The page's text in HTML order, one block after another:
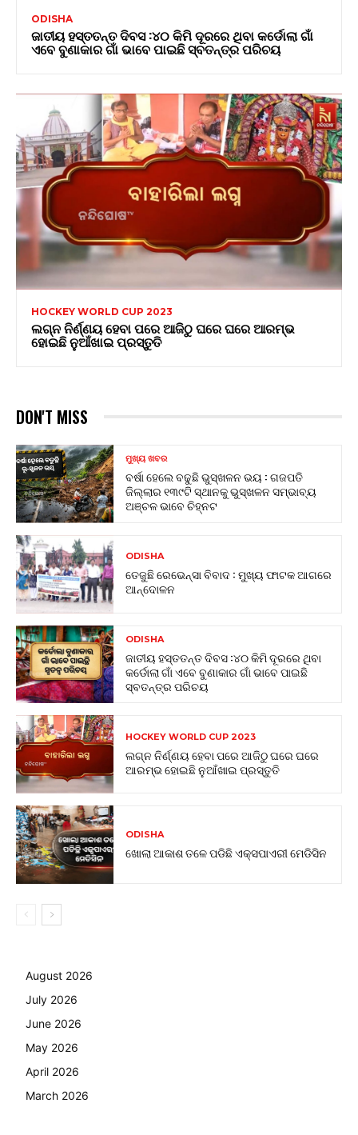
ODISHA
ଜାତୀୟ ହସ୍ତତନ୍ତ ଦିବସ :୪୦ କିମି ଦୂରରେ ଥିବା କର୍ଡୋଲା ଗାଁ
ଏବେ ବୁଣାକାର ଗାଁ ଭାବେ ପାଇଛି ସ୍ବତନ୍ତ୍ର ପରିଚୟ
HOCKEY WORLD CUP 2023
ଲଗ୍ନ ନିର୍ଣ୍ଣୟ ହେବା ପରେ ଆଜିଠୁ ଘରେ ଘରେ ଆରମ୍ଭ
ହୋଇଛି ନୁଆଁଖାଇ ପ୍ରସ୍ତୁତି
DON'T MISS
ମୁଖ୍ୟ ଖବର
ବର୍ଷା ହେଲେ ବଢୁଛି ଭୁସ୍ଖଳନ ଭୟ : ଗଜପତି
ଜିଲ୍ଲାର ୧୩୯ଟି ସ୍ଥାନକୁ ଭୁସ୍ଖଳନ ସମ୍ଭାବ୍ୟ
ଅଞ୍ଚଳ ଭାବେ ଚିହ୍ନଟ
ODISHA
ତେଜୁଛି ରେଭେନ୍ସା ବିବାଦ : ମୁଖ୍ୟ ଫାଟକ ଆଗରେ
ଆନ୍ଦୋଳନ
ODISHA
ଜାତୀୟ ହସ୍ତତନ୍ତ ଦିବସ :୪୦ କିମି ଦୂରରେ ଥିବା
କର୍ଡୋଲା ଗାଁ ଏବେ ବୁଣାକାର ଗାଁ ଭାବେ ପାଇଛି
ସ୍ବତନ୍ତ୍ର ପରିଚୟ
HOCKEY WORLD CUP 2023
ଲଗ୍ନ ନିର୍ଣ୍ଣୟ ହେବା ପରେ ଆଜିଠୁ ଘରେ ଘରେ
ଆରମ୍ଭ ହୋଇଛି ନୁଆଁଖାଇ ପ୍ରସ୍ତୁତି
ODISHA
ଖୋଲା ଆକାଶ ତଳେ ପଡିଛି ଏକ୍ସପାଏରୀ ମେଡିସିନ
August 2026
July 2026
June 2026
May 2026
April 2026
March 2026